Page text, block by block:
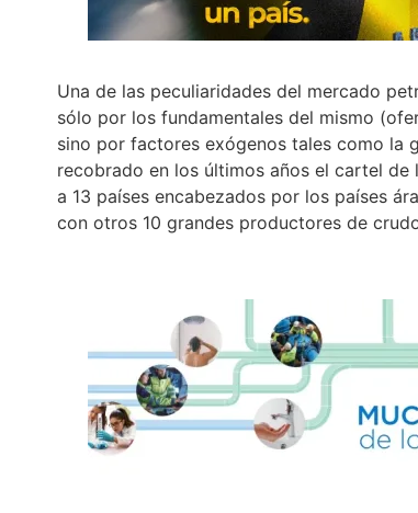
Una de las peculiaridades del mercado
sólo por los fundamentales del mismo
sino por factores exógenos tales como la
recobrado en los últimos años el cartel de
a 13 países encabezados por los países
con otros 10 grandes productores de